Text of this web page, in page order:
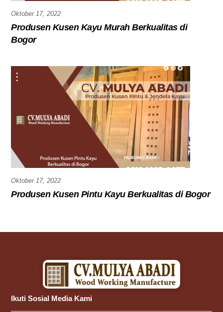
Oktober 17, 2022
Produsen Kusen Kayu Murah Berkualitas di
Bogor
Oktober 17, 2022
Produsen Kusen Pintu Kayu Berkualitas di Bogor
Ikuti Sosial Media Kami